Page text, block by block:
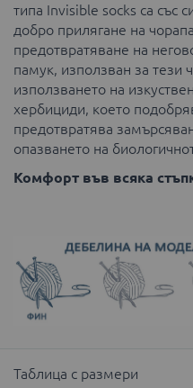
типа Invisible socks са със
добро прилягане на
предотвратяване на
памук, използван за тези
използването на
хербициди, което
предотвратява
опазването на
Комфорт във всяка
Таблица с размери